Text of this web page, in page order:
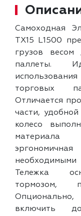
Самоходная
TX15 L1500
грузов
паллеты.
торговых
Отличается
части,
колесо
материала
Тележка
тормозом,
Опционально,
включить